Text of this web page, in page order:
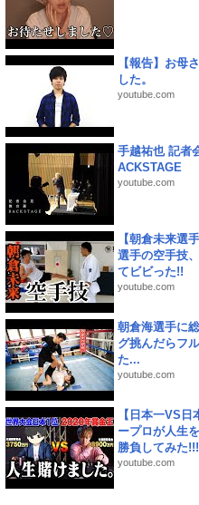
【報告】お母
した。
youtube.com
手越祐也 記者
ACKSTAGE
youtube.com
【朝倉未来選
選手の空手技
てビビった!!
youtube.com
朝倉海選手に
グ挑んだらフ
た...
youtube.com
【日本一VS日
ープロが人生
勝負してみた
youtube.com